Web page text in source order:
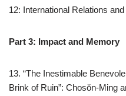
12: International Relations
Part 3: Impact and Memory
13. “The Inestimable
Brink of Ruin”: Chosŏn-Ming